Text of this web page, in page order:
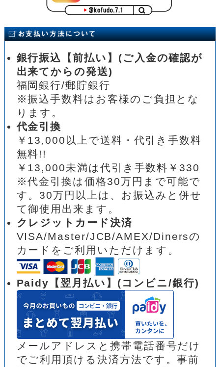
銀行振込【前払い】(ご入金の確認が
出来てからの発送)
福岡銀行/郵貯銀行
※振込手数料はお客様のご負担とな
ります。
代金引換
￥13,000以上で送料・代引き手数料
無料!!
￥13,000未満は代引き手数料￥330
※代金引換は価格30万円まで可能で
す。30万円以上は、お振込みと併せ
て御使用出来ます。
クレジットカード決済
VISA/Master/JCB/AMEX/Dinersの
カードをご利用いただけます。
Paidy【翌月払い】(コンビニ/銀行)
メールアドレスと携帯電話番号だけ
でご利用頂ける決済方法です。事前